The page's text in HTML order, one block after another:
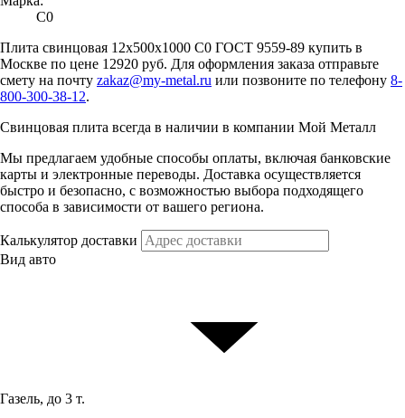
С0
Плита свинцовая 12x500x1000 С0 ГОСТ 9559-89 купить в
Москве по цене 12920 руб. Для оформления заказа отправьте
смету на почту zakaz@my-metal.ru или позвоните по телефону 8-
800-300-38-12.
Свинцовая плита всегда в наличии в компании Мой Металл
Мы предлагаем удобные способы оплаты, включая банковские
карты и электронные переводы. Доставка осуществляется
быстро и безопасно, с возможностью выбора подходящего
способа в зависимости от вашего региона.
Калькулятор доставки
Вид авто
Газель, до 3 т.